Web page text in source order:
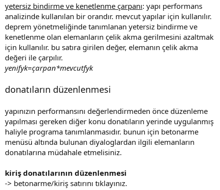
yetersiz bindirme ve kenetlenme çarpanı: yapı performans
analizinde kullanılan bir orandır. mevcut yapılar için kullanılır.
deprem yönetmeliğinde tanımlanan yetersiz bindirme ve
kenetlenme olan elemanların çelik akma gerilmesini azaltmak
için kullanılır. bu satıra girilen değer, elemanın çelik akma
değeri ile çarpılır.
yenifyk=çarpan*mevcutfyk
donatıların düzenlenmesi
yapınızın performansını değerlendirmeden önce düzenleme
yapılması gereken diğer konu donatıların yerinde uygulanmış
haliyle programa tanımlanmasıdır. bunun için betonarme
menüsü altında bulunan diyaloglardan ilgili elemanların
donatılarına müdahale etmelisiniz.
kiriş donatılarının düzenlenmesi
-> betonarme/kiriş satırını tıklayınız.